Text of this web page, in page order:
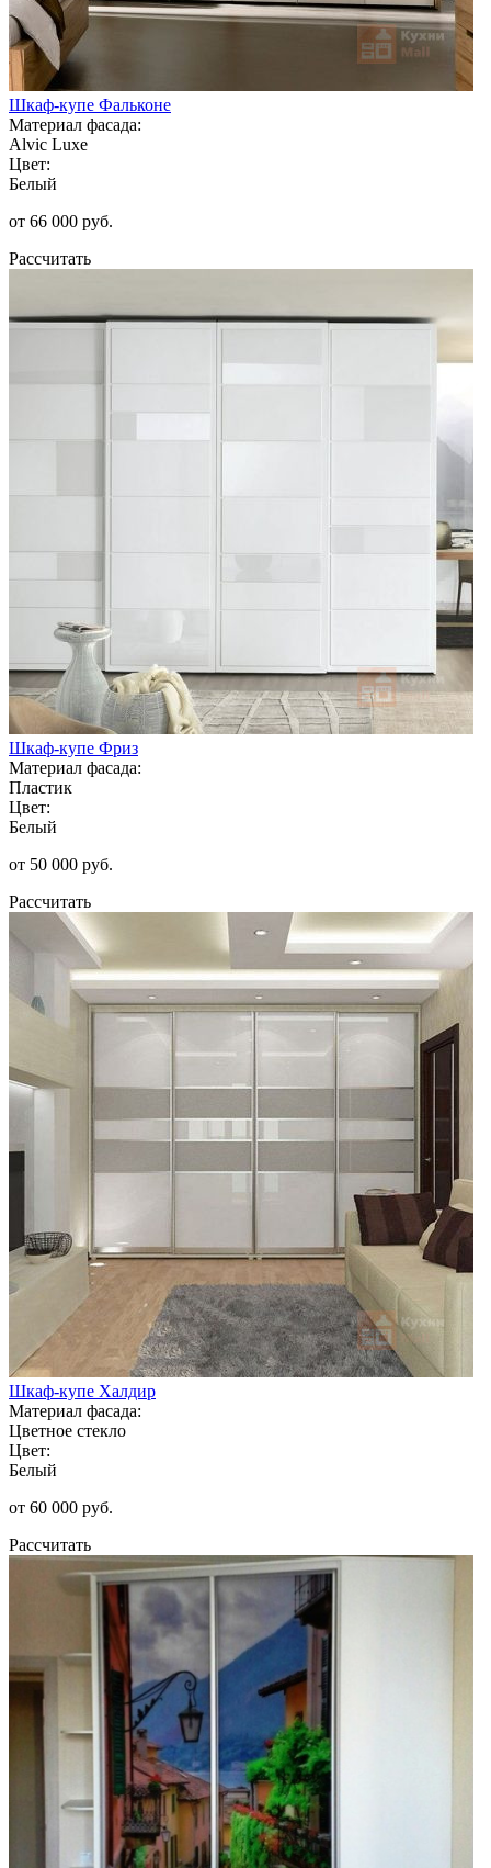
Шкаф-купе Фальконе
Материал фасада:
Alvic Luxe
Цвет:
Белый
от 66 000 руб.
Рассчитать
Шкаф-купе Фриз
Материал фасада:
Пластик
Цвет:
Белый
от 50 000 руб.
Рассчитать
Шкаф-купе Халдир
Материал фасада:
Цветное стекло
Цвет:
Белый
от 60 000 руб.
Рассчитать